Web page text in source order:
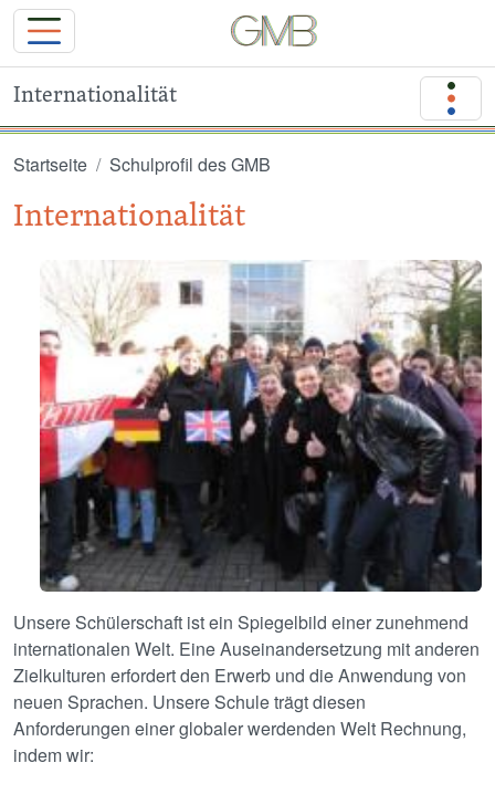
Internationalität
Startseite Schulprofil des GMB
Internationalität
Unsere Schülerschaft ist ein Spiegelbild einer zunehmend
internationalen Welt. Eine Auseinandersetzung mit anderen
Zielkulturen erfordert den Erwerb und die Anwendung von
neuen Sprachen. Unsere Schule trägt diesen
Anforderungen einer globaler werdenden Welt Rechnung,
indem wir: